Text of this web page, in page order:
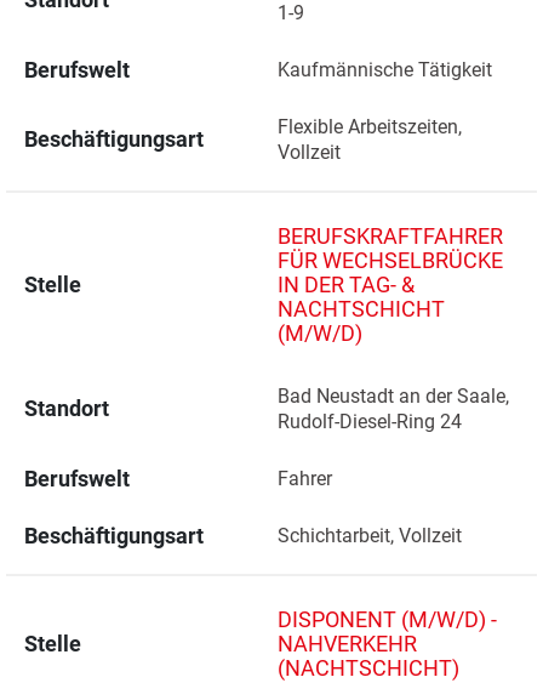
1-9
Berufswelt Kaufmännische Tätigkeit
Beschäftigungsart
Flexible Arbeitszeiten,
Vollzeit
Stelle
BERUFSKRAFTFAHRER
FÜR WECHSELBRÜCKE
IN DER TAG- &
NACHTSCHICHT
(M/W/D)
Standort
Bad Neustadt an der Saale,
Rudolf-Diesel-Ring 24
Berufswelt Fahrer
Beschäftigungsart Schichtarbeit, Vollzeit
Stelle
DISPONENT (M/W/D) -
NAHVERKEHR
(NACHTSCHICHT)